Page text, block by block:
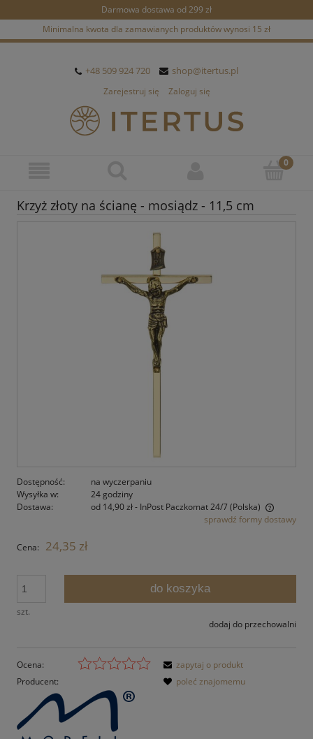
Darmowa dostawa od 299 zł
Minimalna kwota dla zamawianych produktów wynosi 15 zł
+48 509 924 720 shop@itertus.pl
Zarejestruj się Zaloguj się
Krzyż złoty na ścianę - mosiądz - 11,5 cm
Dostępność:
na wyczerpaniu
Wysyłka w:
24 godziny
Dostawa:
od 14,90 zł- InPost Paczkomat 24/7(Polska)
Cena nie zawiera ewentualnych kosztów płatnościsprawdź formy dostawy
Cena: 24,35 zł
szt.
do koszyka
dodaj do przechowalni
Ocena:
Producent:
zapytaj o produkt
poleć znajomemu